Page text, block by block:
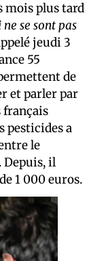
mois plus tard
se sont pas
jeudi 3
55
de
et parler par
français
pesticides a
le
Depuis, il
1 000 euros.